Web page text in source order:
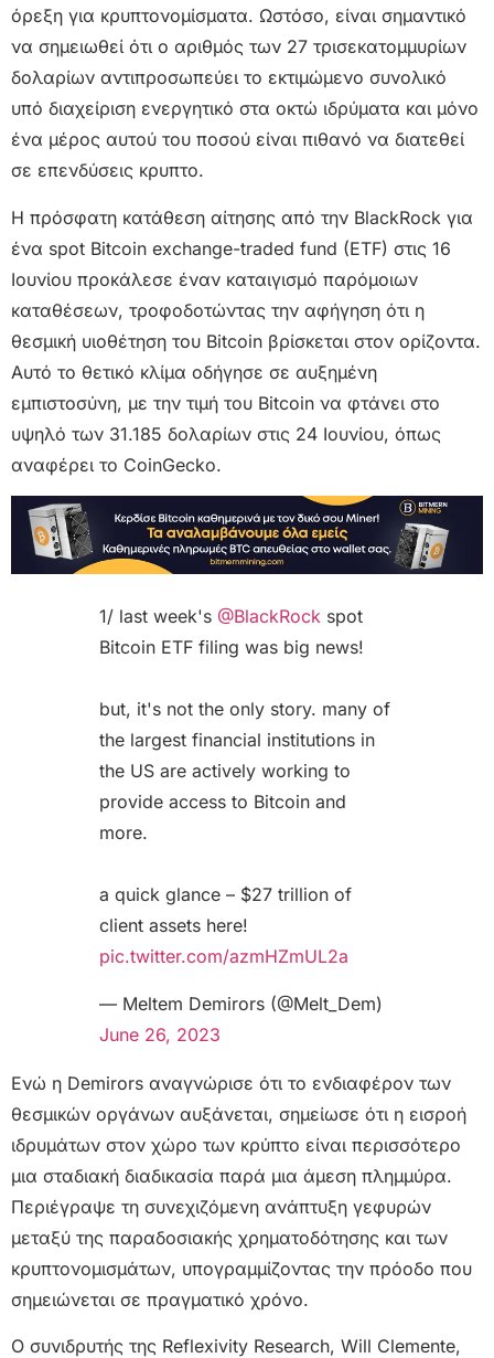
όρεξη για κρυπτονομίσματα. Ωστόσο, είναι σημαντικό
να σημειωθεί ότι ο αριθμός των 27 τρισεκατομμυρίων
δολαρίων αντιπροσωπεύει το εκτιμώμενο συνολικό
υπό διαχείριση ενεργητικό στα οκτώ ιδρύματα και μόνο
ένα μέρος αυτού του ποσού είναι πιθανό να διατεθεί
σε επενδύσεις κρυπτο.
Η πρόσφατη κατάθεση αίτησης από την BlackRock για
ένα spot Bitcoin exchange-traded fund (ETF) στις 16
Ιουνίου προκάλεσε έναν καταιγισμό παρόμοιων
καταθέσεων, τροφοδοτώντας την αφήγηση ότι η
θεσμική υιοθέτηση του Bitcoin βρίσκεται στον ορίζοντα.
Αυτό το θετικό κλίμα οδήγησε σε αυξημένη
εμπιστοσύνη, με την τιμή του Bitcoin να φτάνει στο
υψηλό των 31.185 δολαρίων στις 24 Ιουνίου, όπως
αναφέρει το CoinGecko.
1/ last week's @BlackRock spot
Bitcoin ETF filing was big news!
but, it's not the only story. many of
the largest financial institutions in
the US are actively working to
provide access to Bitcoin and
more.
a quick glance – $27 trillion of
client assets here!
pic.twitter.com/azmHZmUL2a
— Meltem Demirors (@Melt_Dem)
June 26, 2023
Ενώ η Demirors αναγνώρισε ότι το ενδιαφέρον των
θεσμικών οργάνων αυξάνεται, σημείωσε ότι η εισροή
ιδρυμάτων στον χώρο των κρύπτο είναι περισσότερο
μια σταδιακή διαδικασία παρά μια άμεση πλημμύρα.
Περιέγραψε τη συνεχιζόμενη ανάπτυξη γεφυρών
μεταξύ της παραδοσιακής χρηματοδότησης και των
κρυπτονομισμάτων, υπογραμμίζοντας την πρόοδο που
σημειώνεται σε πραγματικό χρόνο.
Ο συνιδρυτής της Reflexivity Research, Will Clemente,